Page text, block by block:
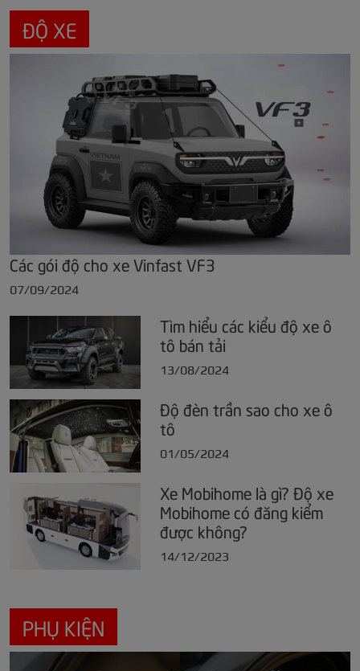
ĐỘ XE
Các gói độ cho xe Vinfast VF3
07/09/2024
Tìm hiểu các kiểu độ xe ô
tô bán tải
13/08/2024
Độ đèn trần sao cho xe ô
tô
01/05/2024
Xe Mobihome là gì? Độ xe
Mobihome có đăng kiểm
được không?
14/12/2023
PHỤ KIỆN